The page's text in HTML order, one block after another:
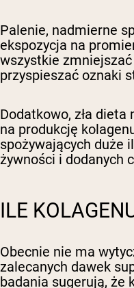
Palenie, nadmierne
ekspozycja na
wszystkie
przyspieszać oznaki
Dodatkowo, zła dieta
na produkcję
spożywających duże
żywności i dodanych
ILE
Obecnie nie ma
zalecanych dawek
badania sugerują, że